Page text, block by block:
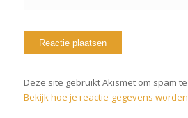
Deze site gebruikt Akismet om spam
Bekijk hoe je reactie-gegevens